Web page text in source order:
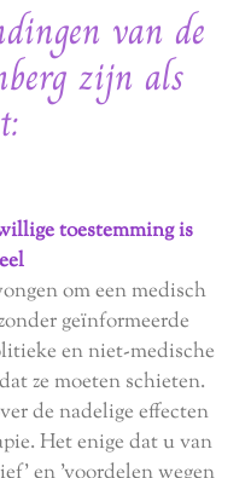
van de
zijn als
toestemming is
om een ​​medisch
geïnformeerde
en niet-medische
ze moeten schieten.
de nadelige effecten
Het enige dat u van